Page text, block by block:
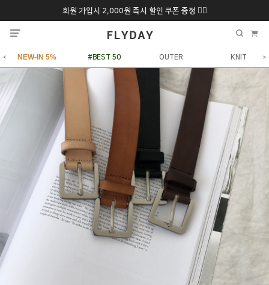
회원 가입시 2,000원 즉시 할인 쿠폰 증정 ❤️‍🔥
추석 특별 할인 10~20% 9/6 화 ~ 9/12월
NEW-IN 5% #BEST 50 OUTER KNIT